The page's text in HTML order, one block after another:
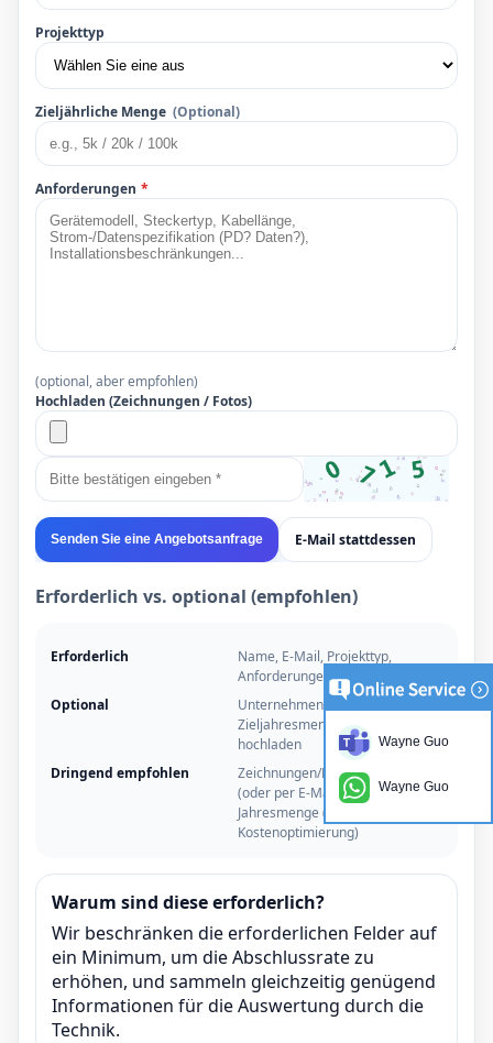
Projekttyp
Zieljährliche Menge (Optional)
Anforderungen *
(optional, aber empfohlen)
Hochladen (Zeichnungen / Fotos)
Senden Sie eine Angebotsanfrage E-Mail stattdessen
Erforderlich vs. optional (empfohlen)
Erforderlich
Name, E-Mail, Projekttyp,
Anforderungen
Optional
Unternehmen, Land/Zeitzone,
Zieljahresmenge, Dateien
hochladen
Dringend empfohlen
Zeichnungen/Fotos hochladen
(oder per E-Mail versenden) +
Jahresmenge (zur
Kostenoptimierung)
Warum sind diese erforderlich?
Wir beschränken die erforderlichen Felder auf
ein Minimum, um die Abschlussrate zu
erhöhen, und sammeln gleichzeitig genügend
Informationen für die Auswertung durch die
Technik.
Wayne Guo
Wayne Guo